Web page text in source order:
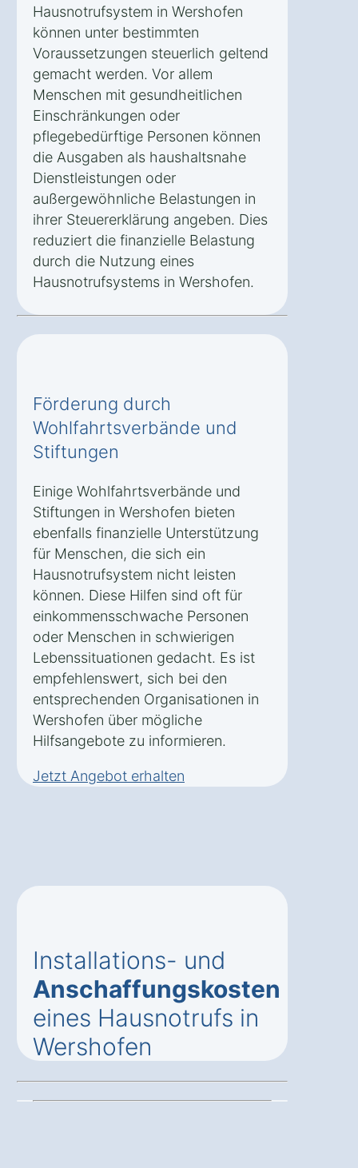
Hausnotrufsystem in Wershofen
können unter bestimmten
Voraussetzungen steuerlich geltend
gemacht werden. Vor allem
Menschen mit gesundheitlichen
Einschränkungen oder
pflegebedürftige Personen können
die Ausgaben als haushaltsnahe
Dienstleistungen oder
außergewöhnliche Belastungen in
ihrer Steuererklärung angeben. Dies
reduziert die finanzielle Belastung
durch die Nutzung eines
Hausnotrufsystems in Wershofen.
Förderung durch
Wohlfahrtsverbände und
Stiftungen
Einige Wohlfahrtsverbände und
Stiftungen in Wershofen bieten
ebenfalls finanzielle Unterstützung
für Menschen, die sich ein
Hausnotrufsystem nicht leisten
können. Diese Hilfen sind oft für
einkommensschwache Personen
oder Menschen in schwierigen
Lebenssituationen gedacht. Es ist
empfehlenswert, sich bei den
entsprechenden Organisationen in
Wershofen über mögliche
Hilfsangebote zu informieren.
Jetzt Angebot erhalten
Installations- und
Anschaffungskosten
eines Hausnotrufs in
Wershofen